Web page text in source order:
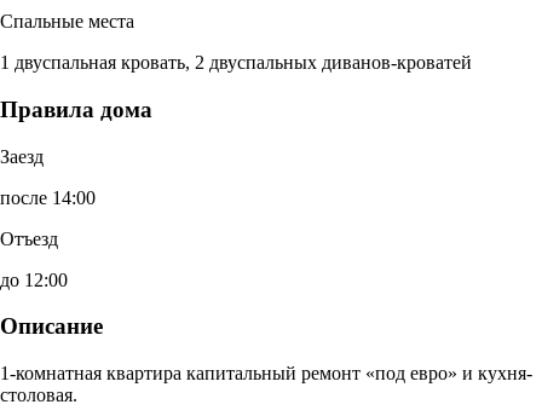
Спальные места
1 двуспальная кровать, 2 двуспальных диванов-кроватей
Правила дома
Заезд
после 14:00
Отъезд
до 12:00
Описание
1-комнатная квартира капитальный ремонт «под евро» и кухня-
столовая.